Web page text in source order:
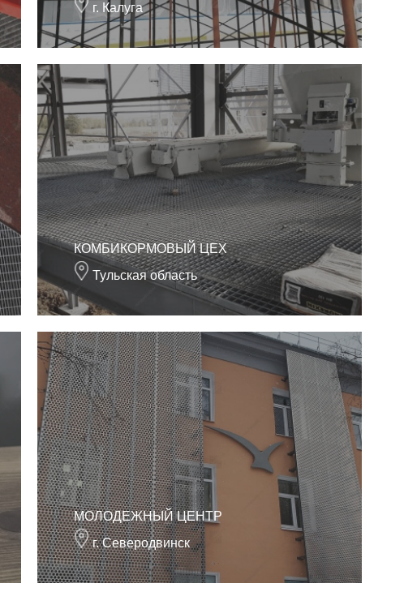
г. Калуга
КОМБИКОРМОВЫЙ ЦЕХ
Тульская область
МОЛОДЕЖНЫЙ ЦЕНТР
г. Северодвинск